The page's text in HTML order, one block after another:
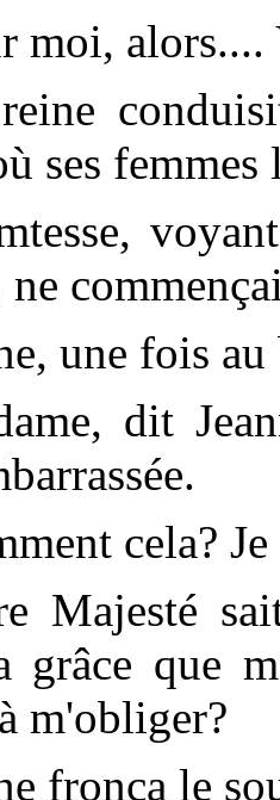
alors....
ses femmes
ne
une fois au
dit
cela?
Majesté
grâce que
m'obliger?
fronça le